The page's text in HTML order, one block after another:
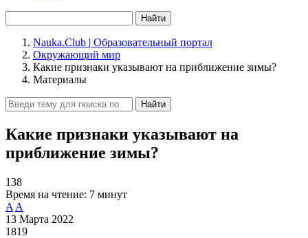
Найти
Nauka.Club | Образовательный портал
Окружающий мир
Какие признаки указывают на приближение зимы?
Материалы
Найти
Какие признаки указывают на
приближение зимы?
138
Время на чтение: 7 минут
A A
13 Марта 2022
1819